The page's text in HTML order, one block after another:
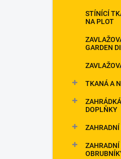
STÍNÍCÍ
NA PLOT
GARDEN
TKANÁ A
DOPLŇKY
ZAHRADNÍ